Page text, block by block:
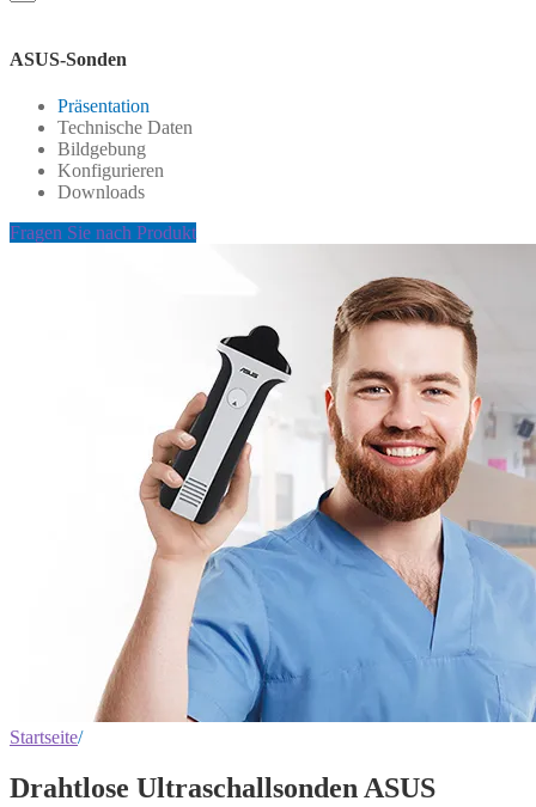
ASUS-Sonden
Präsentation
Technische Daten
Bildgebung
Konfigurieren
Downloads
Fragen Sie nach Produkt
Startseite/
Drahtlose Ultraschallsonden ASUS